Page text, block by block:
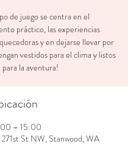
de juego se centra en el
práctico, las experiencias
y en dejarse llevar por
vestidos para el clima y listos
para la aventura!
– 15:00
St NW, Stanwood, WA